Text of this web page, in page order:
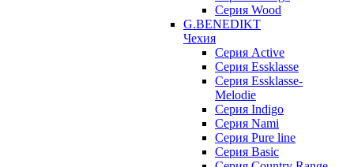
Серия Wood
G.BENEDIKT
Чехия
Cерия Active
Cерия Essklasse
Cерия Essklasse-
Melodie
Cерия Indigo
Cерия Nami
Cерия Pure line
Серия Basic